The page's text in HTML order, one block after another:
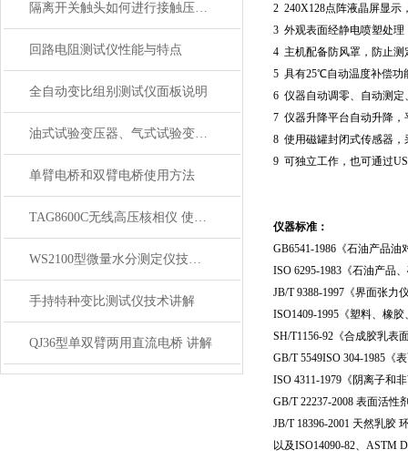
隔离开关触头如何进行接触压力的测量
回路电阻测试仪性能与特点
全自动变比组别测试仪面板说明
油式试验变压器、气式试验变压器和干式试验变压器有什么区别
单臂电桥和双臂电桥使用方法
TAG8600C无线高压核相仪 使用方法
WS2100型微量水分测定仪技术参数
手持特种变比测试仪技术讲解
QJ36型单双臂两用直流电桥 讲解
2 240X128点阵液晶屏显示
3 外观表面经静电喷塑处
4 主机配备防风罩，防止
5 具有25℃自动温度补偿功
6 仪器自动调零、自动测
7 仪器升降平台自动升降
8 使用磁罐封闭式传感器
9 可独立工作，也可通过
仪器标准：
GB6541-1986 《石油产品
ISO 6295-1983 《石油产品
JB/T 9388-1997 《界面张力
ISO1409-1995 《塑料、橡
SH/T1156-92 《合成胶乳表
GB/T 5549ISO 304-1985 《
ISO 4311-1979 《阴离子和
GB/T 22237-2008 表面活性
JB/T 18396-2001 天然乳胶
以及ISO14090-82、 ASTM